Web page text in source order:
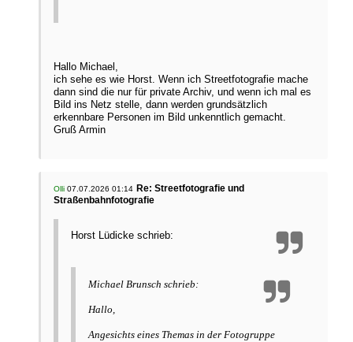
Hallo Michael,
ich sehe es wie Horst. Wenn ich Streetfotografie mache
dann sind die nur für private Archiv, und wenn ich mal es
Bild ins Netz stelle, dann werden grundsätzlich
erkennbare Personen im Bild unkenntlich gemacht.
Gruß Armin
Olli 07.07.2026 01:14 Re: Streetfotografie und
Straßenbahnfotografie
Horst Lüdicke schrieb:
Michael Brunsch schrieb:
Hallo,
Angesichts eines Themas in der Fotogruppe